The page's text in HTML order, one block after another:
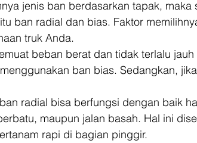
jenis ban berdasarkan tapak,
ban radial dan bias. Faktor
truk Anda.
beban berat dan tidak terlalu
ban bias. Sedangkan,
radial bisa berfungsi dengan baik
maupun jalan basah. Hal ini
rapi di bagian pinggir.